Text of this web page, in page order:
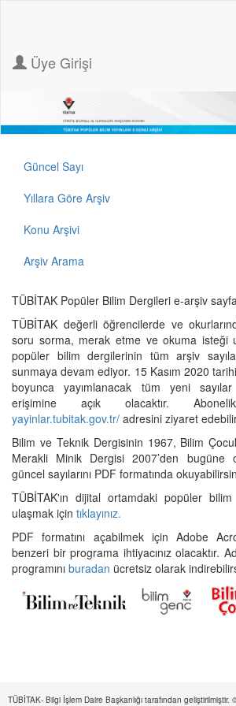
Üye Girişi
Güncel Sayı
Yıllara Göre Arşiv
Konu Arşivi
Arşiv Arama
TÜBİTAK Popüler Bilim Dergileri e-arşiv
TÜBİTAK değerli öğrencilerde ve
soru sorma, merak etme ve okuma isteği
popüler bilim dergilerinin tüm arşiv
sunmaya devam ediyor. 15 Kasım 2020
boyunca yayımlanacak tüm yeni
erişimine açık olacaktır.
yayinlar.tubitak.gov.tr/ adresini ziyaret
Bilim ve Teknik Dergisinin 1967, Bilim
Merakli Minik Dergisi 2007’den bugüne
güncel sayılarını PDF formatında
TÜBİTAK'ın dijital ortamdaki popüler
ulaşmak için tıklayınız.
PDF formatını açabilmek için Adobe
benzeri bir programa ihtiyacınız olacaktır.
programını buradan ücretsiz olarak
TÜBİTAK- Bilgi İşlem Daire Başkanlığı tarafından